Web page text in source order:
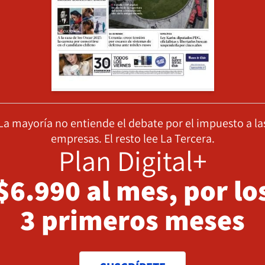
mayoría no entiende el debate por el impuesto a
empresas. El resto lee La Tercera.
Plan Digital+
al mes, por
3 primeros meses